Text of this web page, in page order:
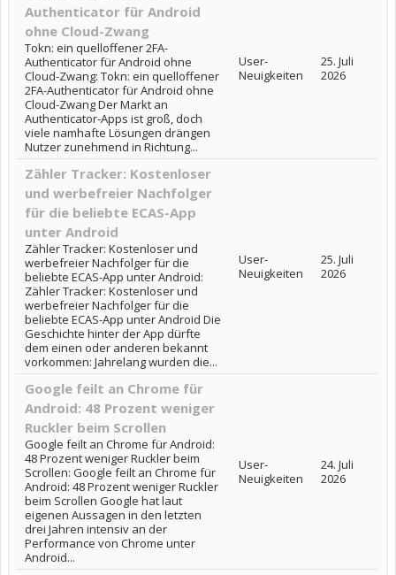
Authenticator für Android
ohne Cloud-Zwang
Tokn: ein quelloffener 2FA-
Authenticator für Android ohne
Cloud-Zwang: Tokn: ein quelloffener
2FA-Authenticator für Android ohne
Cloud-Zwang Der Markt an
Authenticator-Apps ist groß, doch
viele namhafte Lösungen drängen
Nutzer zunehmend in Richtung...
User-
Neuigkeiten
25. Juli
2026
Zähler Tracker: Kostenloser
und werbefreier Nachfolger
für die beliebte ECAS-App
unter Android
Zähler Tracker: Kostenloser und
werbefreier Nachfolger für die
beliebte ECAS-App unter Android:
Zähler Tracker: Kostenloser und
werbefreier Nachfolger für die
beliebte ECAS-App unter Android Die
Geschichte hinter der App dürfte
dem einen oder anderen bekannt
vorkommen: Jahrelang wurden die...
User-
Neuigkeiten
25. Juli
2026
Google feilt an Chrome für
Android: 48 Prozent weniger
Ruckler beim Scrollen
Google feilt an Chrome für Android:
48 Prozent weniger Ruckler beim
Scrollen: Google feilt an Chrome für
Android: 48 Prozent weniger Ruckler
beim Scrollen Google hat laut
eigenen Aussagen in den letzten
drei Jahren intensiv an der
Performance von Chrome unter
Android...
User-
Neuigkeiten
24. Juli
2026